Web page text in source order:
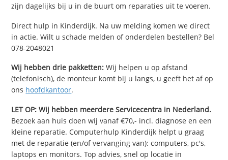
zijn dagelijks bij u in de buurt om reparaties uit te voeren.
Direct hulp in Kinderdijk. Na uw melding komen we direct
in actie. Wilt u schade melden of onderdelen bestellen? Bel
078-2048021
Wij hebben drie pakketten: Wij helpen u op afstand
(telefonisch), de monteur komt bij u langs, u geeft het af op
ons hoofdkantoor.
LET OP: Wij hebben meerdere Servicecentra in Nederland.
Bezoek aan huis doen wij vanaf €70,- incl. diagnose en een
kleine reparatie. Computerhulp Kinderdijk helpt u graag
met de reparatie (en/of vervanging van): computers, pc's,
laptops en monitors. Top advies, snel op locatie in